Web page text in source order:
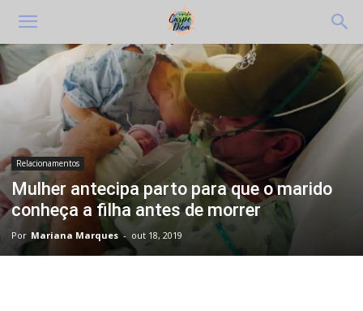
Relacionamentos
Mulher antecipa parto para que o marido
conheça a filha antes de morrer
Por Mariana Marques - out 18, 2019